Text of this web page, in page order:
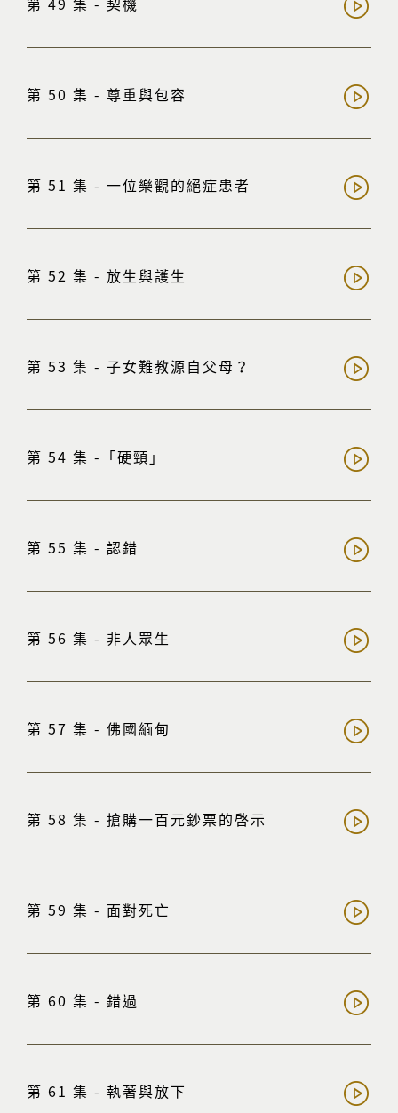
第 50 集 - 尊重與包容
第 51 集 - 一位樂觀的絕症患者
第 52 集 - 放生與護生
第 53 集 - 子女難教源自父母？
第 54 集 -「硬頸」
第 55 集 - 認錯
第 56 集 - 非人眾生
第 57 集 - 佛國緬甸
第 58 集 - 搶購一百元鈔票的啓示
第 59 集 - 面對死亡
第 60 集 - 錯過
第 61 集 - 執著與放下